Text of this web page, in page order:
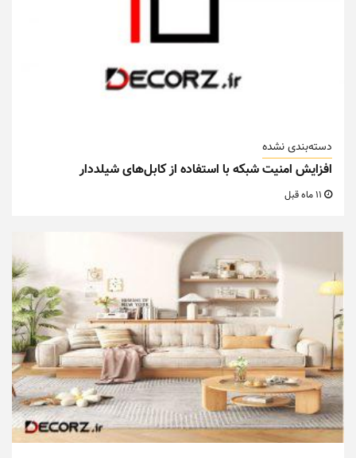
دسته‌بندی نشده
افزایش امنیت شبکه با استفاده از کابل‌های شیلددار